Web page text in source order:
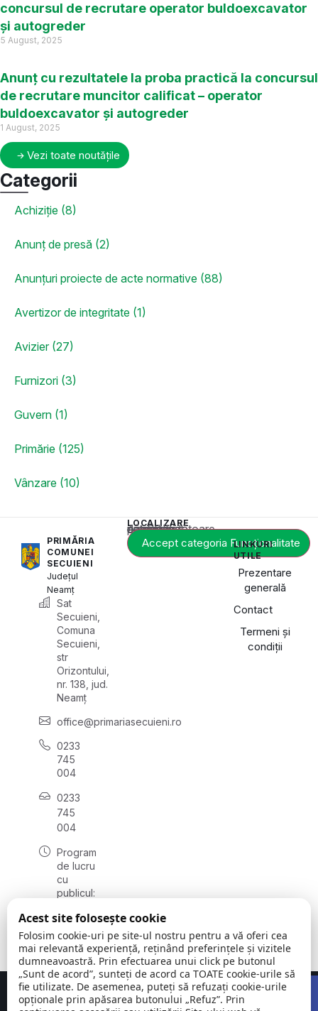
concursul de recrutare operator buldoexcavator
și autogreder
5 August, 2025
Anunț cu rezultatele la proba practică la concursul
de recrutare muncitor calificat – operator
buldoexcavator și autogreder
1 August, 2025
Vezi toate noutățile
Categorii
Achiziție (8)
Anunț de presă (2)
Anunțuri proiecte de acte normative (88)
Avertizor de integritate (1)
Avizier (27)
Furnizori (3)
Guvern (1)
Primărie (125)
Vânzare (10)
PRIMĂRIA
COMUNEI
SECUIENI
Județul
Neamț
Sat
Secuieni,
Comuna
Secuieni,
str
Orizontului,
nr. 138, jud.
Neamț
office@primariasecuieni.ro
0233
745
004
0233
745
004
Program
de lucru
cu
publicul:
vineri
08:00 -
16:00
LOCALIZARE
Acest conținut este blocat până când acceptați categoria corespunzătoare de cookie-uri.
Accept categoria Funcționalitate
LINKURI
UTILE
Prezentare
generală
Contact
Termeni și
condiții
Concept realizat deBig Media Relații Publice SRL
Acest site folosește cookie
Folosim cookie-uri pe site-ul nostru pentru a vă oferi cea
mai relevantă experiență, reținând preferințele și vizitele
dumneavoastră. Prin efectuarea unui click pe butonul
„Sunt de acord”, sunteți de acord ca TOATE cookie-urile să
fie utilizate. De asemenea, puteți să refuzați cookie-urile
opționale prin apăsarea butonului „Refuz”. Prin